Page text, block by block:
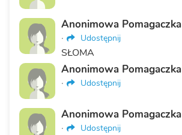
Anonimowa Pomagaczka
· Udostępnij
SŁOMA
Anonimowa Pomagaczka
· Udostępnij
Anonimowa Pomagaczka
· Udostępnij